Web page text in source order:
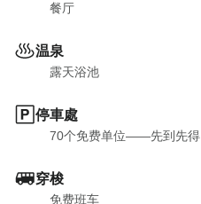
餐厅
温泉
露天浴池
停車處
70个免费单位——先到先得
穿梭
免费班车